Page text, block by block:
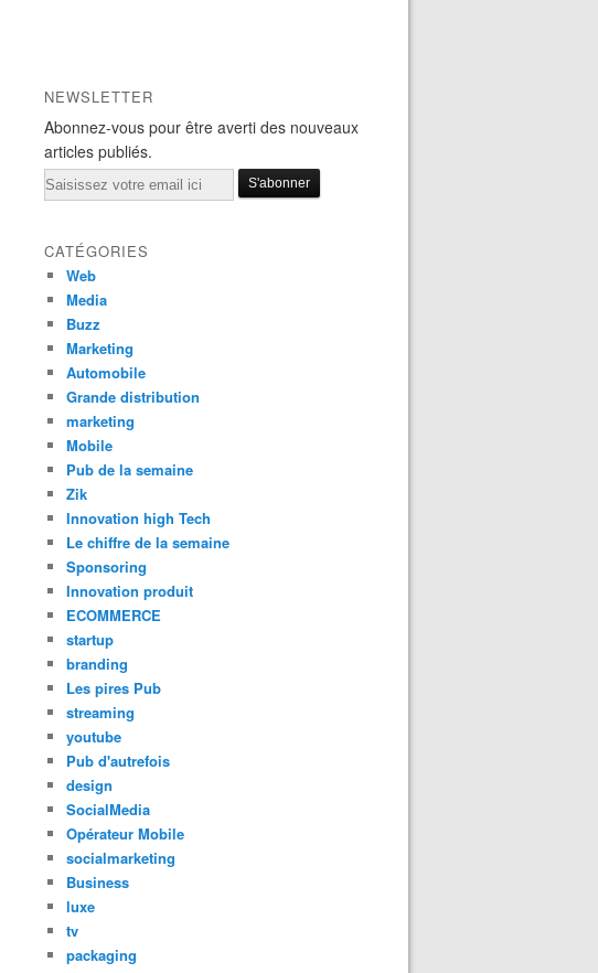
NEWSLETTER
Abonnez-vous pour être averti des nouveaux
articles publiés.
Email
CATÉGORIES
Web
Media
Buzz
Marketing
Automobile
Grande distribution
marketing
Mobile
Pub de la semaine
Zik
Innovation high Tech
Le chiffre de la semaine
Sponsoring
Innovation produit
ECOMMERCE
startup
branding
Les pires Pub
streaming
youtube
Pub d'autrefois
design
SocialMedia
Opérateur Mobile
socialmarketing
Business
luxe
tv
packaging